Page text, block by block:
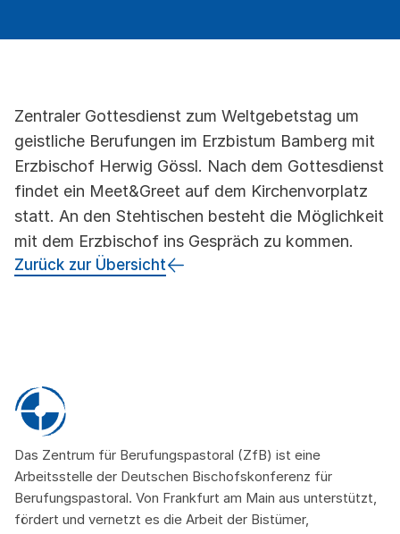
Zentraler Gottesdienst zum Weltgebetstag um
geistliche Berufungen im Erzbistum Bamberg mit
Erzbischof Herwig Gössl. Nach dem Gottesdienst
findet ein Meet&Greet auf dem Kirchenvorplatz
statt. An den Stehtischen besteht die Möglichkeit
mit dem Erzbischof ins Gespräch zu kommen.
Zurück zur Übersicht
Das Zentrum für Berufungspastoral (ZfB) ist eine
Arbeitsstelle der Deutschen Bischofskonferenz für
Berufungspastoral. Von Frankfurt am Main aus unterstützt,
fördert und vernetzt es die Arbeit der Bistümer,